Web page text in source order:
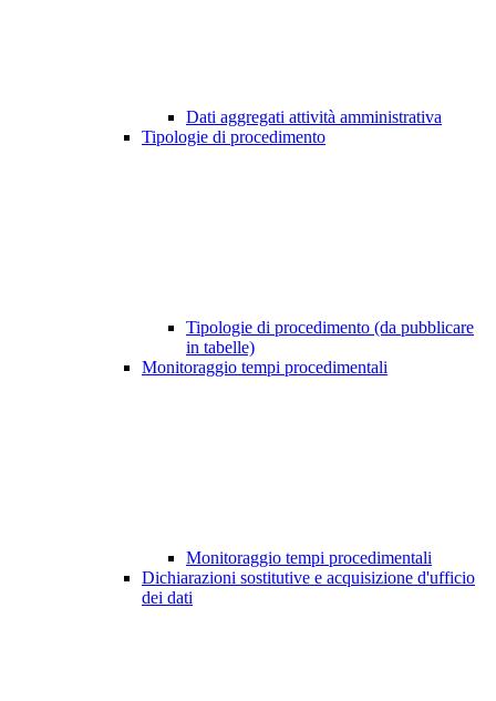
Dati aggregati attività amministrativa
Tipologie di procedimento
Tipologie di procedimento (da pubblicare
in tabelle)
Monitoraggio tempi procedimentali
Monitoraggio tempi procedimentali
Dichiarazioni sostitutive e acquisizione d'ufficio
dei dati